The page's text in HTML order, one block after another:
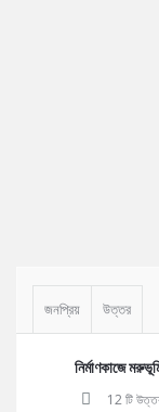
Sidebar
জনপ্রিয় উত্তর
নির্মাণকাজে
12 টি